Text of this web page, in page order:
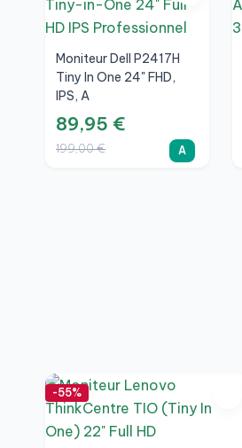
Moniteur Dell P2417H
Tiny In One 24" FHD,
IPS, A
89,95 €
199,00 € A
-55%